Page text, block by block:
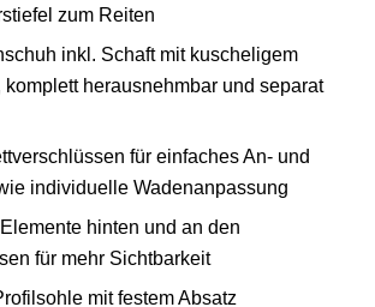
zum Reiten
inkl. Schaft mit kuscheligem
komplett herausnehmbar und separat
für einfaches An- und
individuelle Wadenanpassung
hinten und an den
für mehr Sichtbarkeit
mit festem Absatz